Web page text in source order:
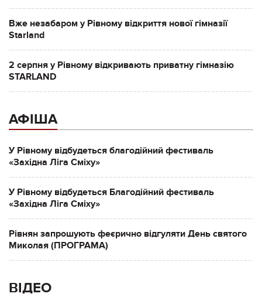
Вже незабаром у Рівному відкриття нової гімназії
Starland
2 серпня у Рівному відкривають приватну гімназію
STARLAND
АФІША
У Рівному відбудеться благодійний фестиваль
«Західна Ліга Сміху»
У Рівному відбудеться Благодійний фестиваль
«Західна Ліга Сміху»
Рівнян запрошують феєрично відгуляти День святого
Миколая (ПРОГРАМА)
ВІДЕО